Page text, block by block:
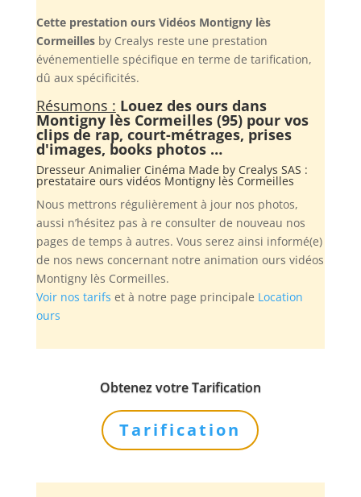
Cette prestation ours Vidéos Montigny lès
Cormeillesby Crealys reste une prestation
événementielle spécifique en terme de tarification,
dû aux spécificités.
Résumons : Louez des ours dans
Montigny lès Cormeilles (95) pour vos
clips de rap, court-métrages, prises
d'images, books photos …
Dresseur Animalier Cinéma Made by Crealys SAS :
prestataire ours vidéos Montigny lès Cormeilles
Nous mettrons régulièrement à jour nos photos,
aussi n’hésitez pas à re consulter de nouveau nos
pages de temps à autres. Vous serez ainsi informé(e)
de nos news concernant notre animation ours vidéos
Montigny lès Cormeilles.
Voir nos tarifs et à notre page principale Location
ours
Obtenez votre Tarification
Tarification